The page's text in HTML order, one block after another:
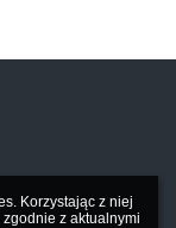
Korzystając z niej
z aktualnymi